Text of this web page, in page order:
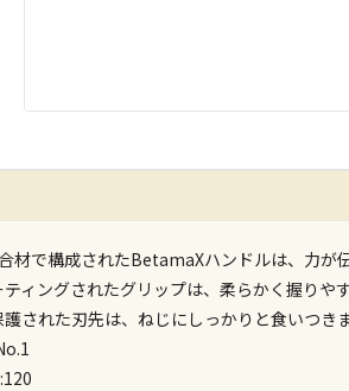
材で構成されたBetamaXハンドルは、力が
ィングされたグリップは、柔らかく握りやす
された刃先は、ねじにしっかりと食いつきま